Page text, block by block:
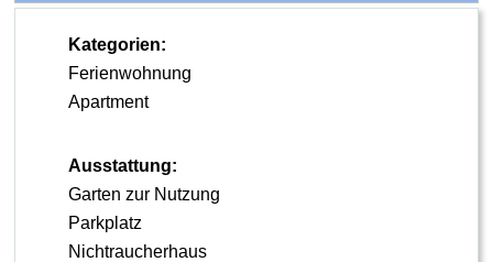
Kategorien:
Ferienwohnung
Apartment
Ausstattung:
Garten zur Nutzung
Parkplatz
Nichtraucherhaus